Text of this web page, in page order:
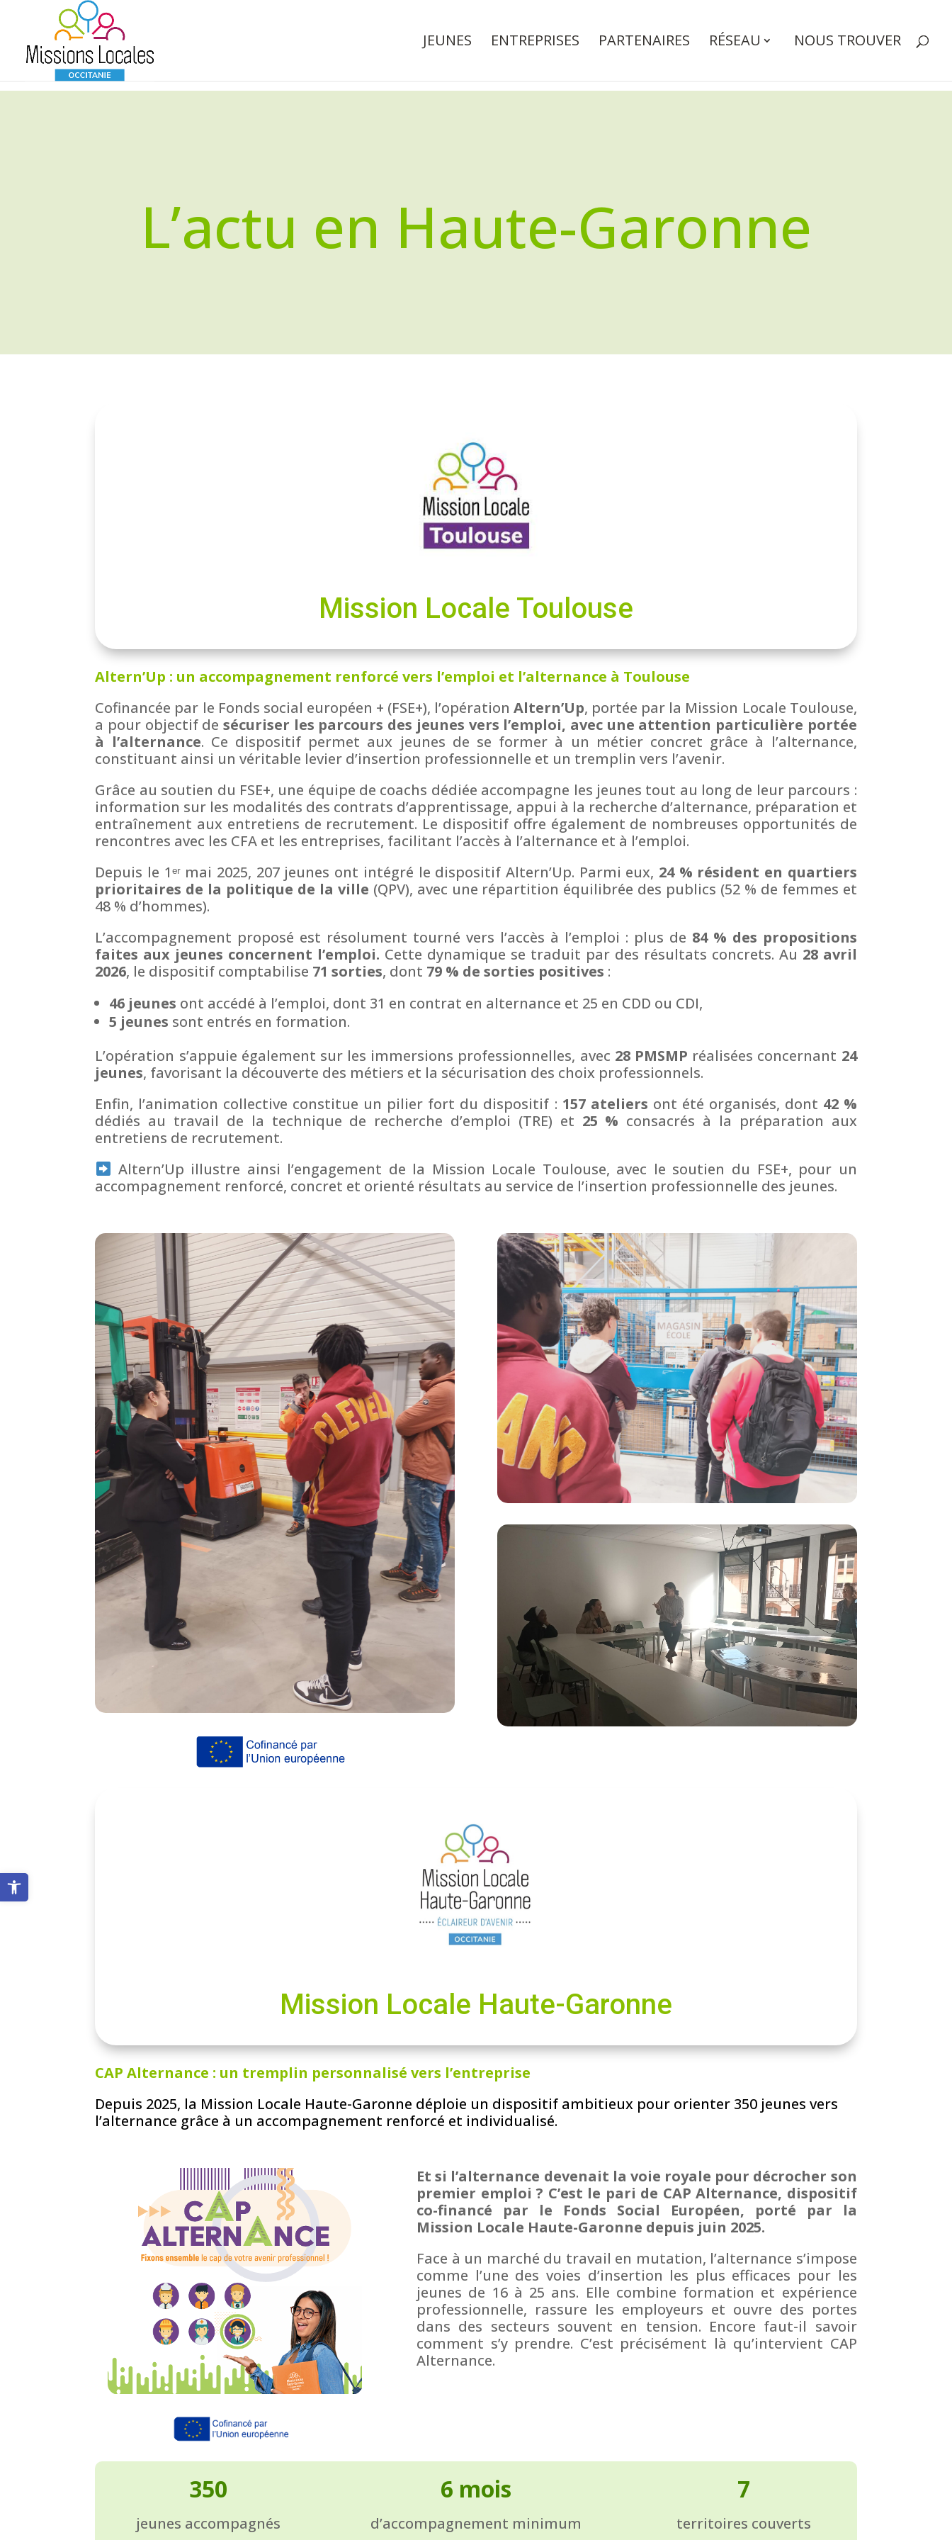
Ouvrir la barre d’outils
JEUNES ENTREPRISES PARTENAIRES RÉSEAU NOUS TROUVER
L’actu en Haute-Garonne
Mission Locale Toulouse
Altern’Up : un accompagnement renforcé vers l’emploi et l’alternance à Toulouse
Cofinancée par le Fonds social européen + (FSE+), l’opérationAltern’Up, portée par la Mission Locale Toulouse,
a pour objectif desécuriser les parcours des jeunes vers l’emploi, avec une attention particulière portée
à l’alternance. Ce dispositif permet aux jeunes de se former à un métier concret grâce à l’alternance,
constituant ainsi un véritable levier d’insertion professionnelle et un tremplin vers l’avenir.
Grâce au soutien du FSE+, une équipe de coachs dédiée accompagne les jeunes tout au long de leur parcours :
information sur les modalités des contrats d’apprentissage, appui à la recherche d’alternance, préparation et
entraînement aux entretiens de recrutement. Le dispositif offre également de nombreuses opportunités de
rencontres avec les CFA et les entreprises, facilitant l’accès à l’alternance et à l’emploi.
Depuis le 1ᵉʳ mai 2025, 207 jeunes ont intégré le dispositif Altern’Up. Parmi eux, 24 % résident en quartiers
prioritaires de la politique de la ville (QPV), avec une répartition équilibrée des publics (52 % de femmes et
48 % d’hommes).
L’accompagnement proposé est résolument tourné vers l’accès à l’emploi : plus de 84 % des propositions
faites aux jeunes concernent l’emploi. Cette dynamique se traduit par des résultats concrets. Au 28 avril
2026, le dispositif comptabilise 71 sorties, dont 79 % de sorties positives :
46 jeunes ont accédé à l’emploi, dont 31 en contrat en alternance et 25 en CDD ou CDI,
5 jeunes sont entrés en formation.
L’opération s’appuie également sur les immersions professionnelles, avec 28 PMSMP réalisées concernant 24
jeunes, favorisant la découverte des métiers et la sécurisation des choix professionnels.
Enfin, l’animation collective constitue un pilier fort du dispositif : 157 ateliers ont été organisés, dont 42 %
dédiés au travail de la technique de recherche d’emploi (TRE) et 25 % consacrés à la préparation aux
entretiens de recrutement.
Altern’Up illustre ainsi l’engagement de la Mission Locale Toulouse, avec le soutien du FSE+, pour un
accompagnement renforcé, concret et orienté résultats au service de l’insertion professionnelle des jeunes.
Mission Locale Haute-Garonne
CAP Alternance : un tremplin personnalisé vers l’entreprise
Depuis 2025, la Mission Locale Haute-Garonne déploie un dispositif ambitieux pour orienter 350 jeunes vers
l’alternance grâce à un accompagnement renforcé et individualisé.
Et si l’alternance devenait la voie royale pour décrocher son
premier emploi ? C’est le pari de CAP Alternance, dispositif
co-financé par le Fonds Social Européen, porté par la
Mission Locale Haute-Garonne depuis juin 2025.
Face à un marché du travail en mutation, l’alternance s’impose
comme l’une des voies d’insertion les plus efficaces pour les
jeunes de 16 à 25 ans. Elle combine formation et expérience
professionnelle, rassure les employeurs et ouvre des portes
dans des secteurs souvent en tension. Encore faut-il savoir
comment s’y prendre. C’est précisément là qu’intervient CAP
Alternance.
350
jeunes accompagnés
6 mois
d’accompagnement minimum
7
territoires couverts